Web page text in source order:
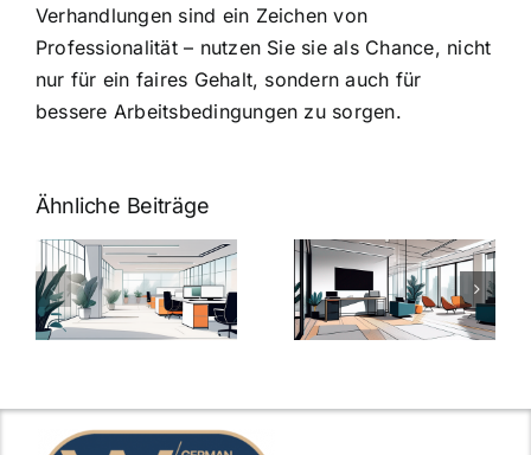
Verhandlungen sind ein Zeichen von
Professionalität – nutzen Sie sie als Chance, nicht
nur für ein faires Gehalt, sondern auch für
bessere Arbeitsbedingungen zu sorgen.
Ähnliche Beiträge
Arbeitgeber-
Zusatzleistungen:
5
inspirierende
Warum
bei
Arbeitgebern